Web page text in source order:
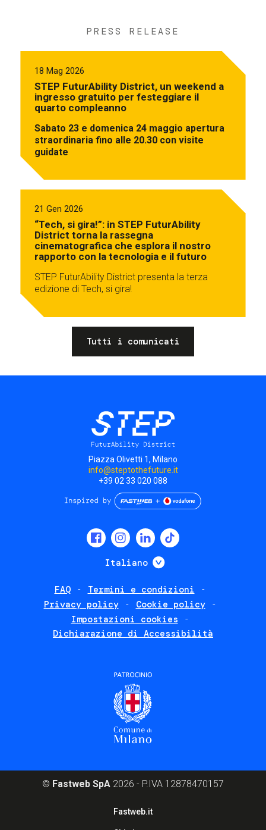
PRESS RELEASE
18 Mag 2026
STEP FuturAbility District, un weekend a
ingresso gratuito per festeggiare il
quarto compleanno
Sabato 23 e domenica 24 maggio apertura
straordinaria fino alle 20.30 con visite
guidate
21 Gen 2026
“Tech, si gira!”: in STEP FuturAbility
District torna la rassegna
cinematografica che esplora il nostro
rapporto con la tecnologia e il futuro
STEP FuturAbility District presenta la terza
edizione di Tech, si gira!
Tutti i comunicati
Piazza Olivetti 1, Milano
info@steptothefuture.it
+39 02 33 020 088
Italiano Mostra ulteriori
FAQ
Termini e condizioni
Privacy policy
Cookie policy
Impostazioni cookies
Dichiarazione di Accessibilità
© Fastweb SpA 2026 - P.IVA 12878470157
Fastweb.it